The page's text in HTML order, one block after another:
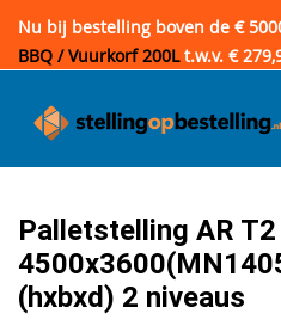
Nu bij bestelling boven de €
BBQ / Vuurkorf 200Lt.w.v. €
Palletstelling AR
(hxbxd) 2 niveaus